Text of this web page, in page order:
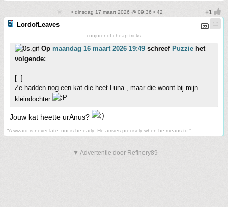
• dinsdag 17 maart 2026 @ 09:36 • 42
LordofLeaves
conjurer of cheap tricks
Op maandag 16 maart 2026 19:49 schreef Puzzie het
volgende:
[..]
Ze hadden nog een kat die heet Luna , maar die woont bij mijn
kleindochter
Jouw kat heette urAnus?
“A wizard is never late, nor is he early .He arrives precisely when he means to.”
▼ Advertentie door Refinery89